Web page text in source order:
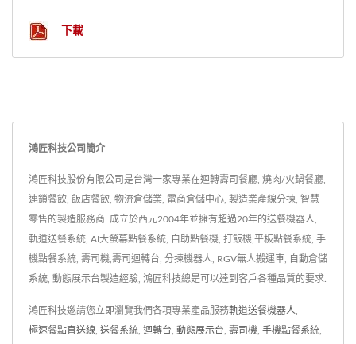
下載
鴻匠科技公司簡介
鴻匠科技股份有限公司是台灣一家專業在迴轉壽司餐廳, 燒肉/火鍋餐廳,
連鎖餐飲, 飯店餐飲, 物流倉儲業, 電商倉儲中心, 製造業產線分揀, 智慧
零售的製造服務商. 成立於西元2004年並擁有超過20年的送餐機器人,
軌道送餐系統, AI大螢幕點餐系統, 自助點餐機, 打飯機,平板點餐系統, 手
機點餐系統, 壽司機,壽司迴轉台, 分揀機器人, RGV無人搬運車, 自動倉儲
系統, 動態展示台製造經驗, 鴻匠科技總是可以達到客戶各種品質的要求.
鴻匠科技邀請您立即瀏覽我們各項專業產品服務軌道送餐機器人
極速餐點直送線 送餐系統 迴轉台 動態展示台 壽司機 手機點餐系統